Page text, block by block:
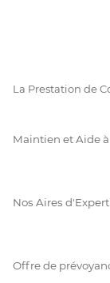
La Prestation de
Maintien et Aide
Nos Aires
Offre de